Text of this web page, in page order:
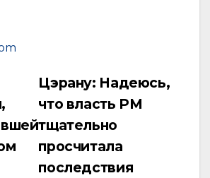
Цэрану: Надеюсь,
что власть РМ
тщательно
просчитала
последствия